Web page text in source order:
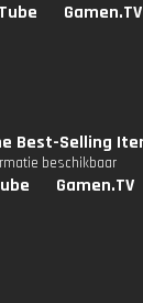
Gamen.TV
Best-Selling
beschikbaar
Gamen.TV